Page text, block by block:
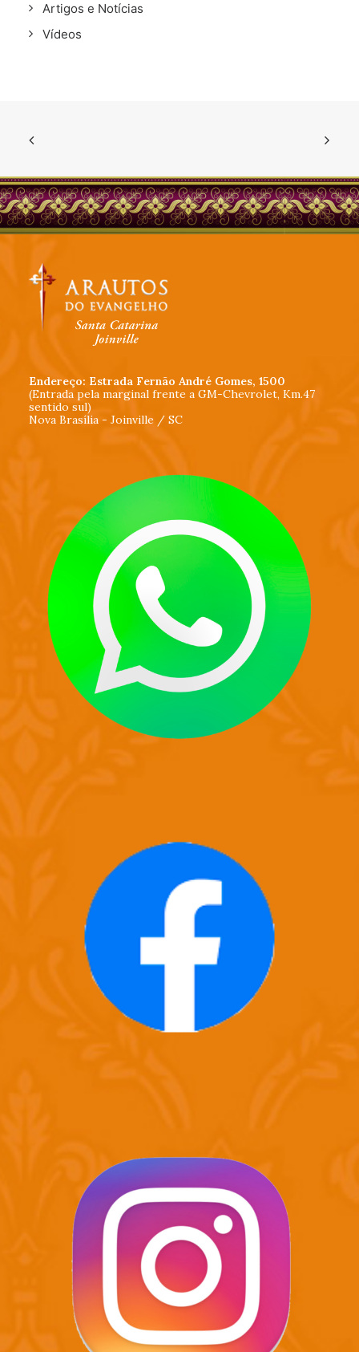
Artigos e Notícias
Vídeos
Endereço: Estrada Fernão André Gomes, 1500
(Entrada pela marginal frente a GM-Chevrolet, Km.47
sentido sul)
Nova Brasília - Joinville / SC